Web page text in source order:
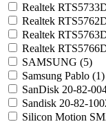
Realtek
Realtek
Realtek
Realtek
SAMSUNG (5)
Samsung Pablo (1)
SanDisk 20-82-
Sandisk 20-82-
Silicon Motion